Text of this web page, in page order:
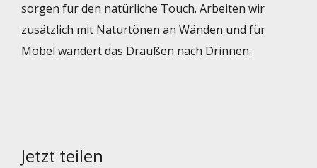
sorgen für den natürliche Touch. Arbeiten wir
zusätzlich mit Naturtönen an Wänden und für
Möbel wandert das Draußen nach Drinnen.
Jetzt teilen